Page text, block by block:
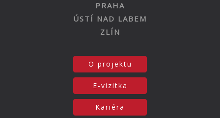
PRAHA
ÚSTÍ NAD LABEM
ZLÍN
O projektu
E-vizitka
Kariéra